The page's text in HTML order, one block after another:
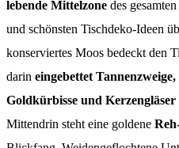
lebende Mittelzone des
und schönsten Tischdeko-Ideen
konserviertes Moos bedeckt den
darin eingebettet
Goldkürbisse und Kerzengläser
Mittendrin steht eine goldene